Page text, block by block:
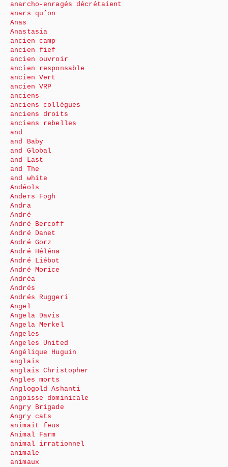
anarcho-enragés décrétaient
anars qu’on
Anas
Anastasia
ancien camp
ancien fief
ancien ouvroir
ancien responsable
ancien Vert
ancien VRP
anciens
anciens collègues
anciens droits
anciens rebelles
and
and Baby
and Global
and Last
and The
and white
Andéols
Anders Fogh
Andra
André
André Bercoff
André Danet
André Gorz
André Héléna
André Liébot
André Morice
Andréa
Andrés
Andrés Ruggeri
Angel
Angela Davis
Angela Merkel
Angeles
Angeles United
Angélique Huguin
anglais
anglais Christopher
Angles morts
Anglogold Ashanti
angoisse dominicale
Angry Brigade
Angry cats
animait feus
Animal Farm
animal irrationnel
animale
animaux